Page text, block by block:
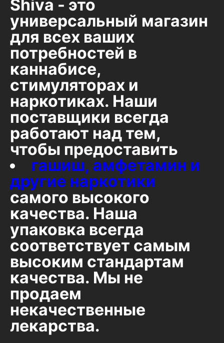
Shiva - это
универсальный магазин
для всех ваших
потребностей в
каннабисе,
стимуляторах и
наркотиках. Наши
поставщики всегда
работают над тем,
чтобы предоставить
гашиш, амфетамин и
другие наркотики
самого высокого
качества. Наша
упаковка всегда
соответствует самым
высоким стандартам
качества. Мы не
продаем
некачественные
лекарства.